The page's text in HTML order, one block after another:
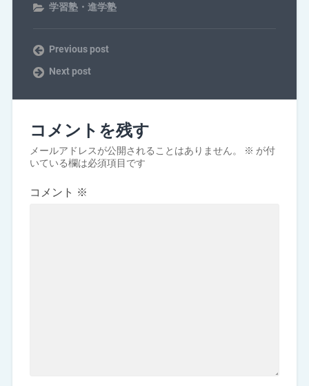
学習塾・進学塾
Previous post
Next post
コメントを残す
メールアドレスが公開されることはありません。 ※ が付
いている欄は必須項目です
コメント ※